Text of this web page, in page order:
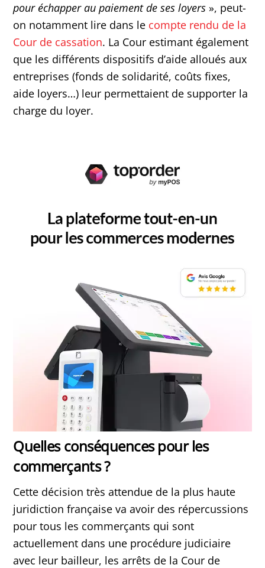
pour échapper au paiement de ses loyers », peut-
on notamment lire dans le compte rendu de la
Cour de cassation. La Cour estimant également
que les différents dispositifs d’aide alloués aux
entreprises (fonds de solidarité, coûts fixes,
aide loyers…) leur permettaient de supporter la
charge du loyer.
Quelles conséquences pour les
commerçants ?
Cette décision très attendue de la plus haute
juridiction française va avoir des répercussions
pour tous les commerçants qui sont
actuellement dans une procédure judiciaire
avec leur bailleur, les arrêts de la Cour de